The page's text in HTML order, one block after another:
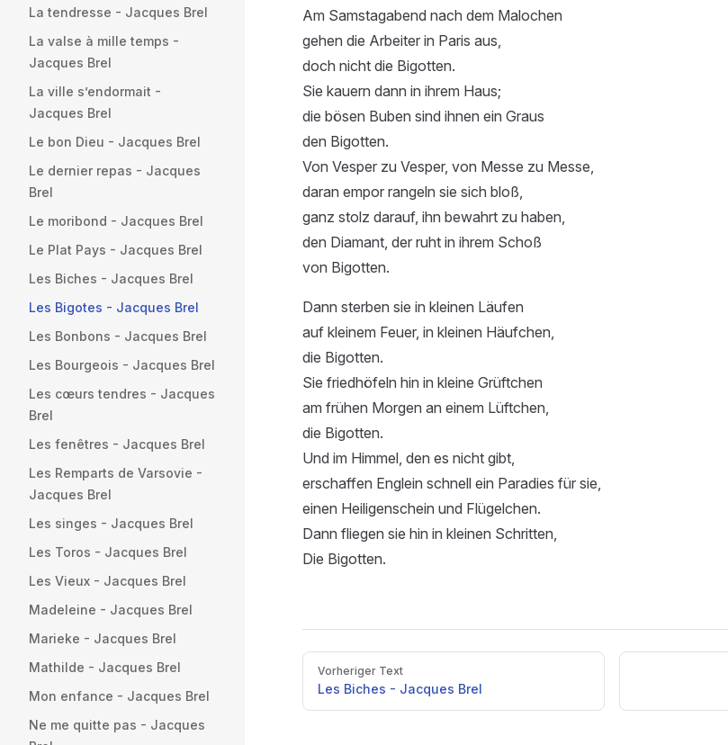
La tendresse - Jacques Brel
La valse à mille temps -
Jacques Brel
La ville s’endormait -
Jacques Brel
Le bon Dieu - Jacques Brel
Le dernier repas - Jacques
Brel
Le moribond - Jacques Brel
Le Plat Pays - Jacques Brel
Les Biches - Jacques Brel
Les Bigotes - Jacques Brel
Les Bonbons - Jacques Brel
Les Bourgeois - Jacques Brel
Les cœurs tendres - Jacques
Brel
Les fenêtres - Jacques Brel
Les Remparts de Varsovie -
Jacques Brel
Les singes - Jacques Brel
Les Toros - Jacques Brel
Les Vieux - Jacques Brel
Madeleine - Jacques Brel
Marieke - Jacques Brel
Mathilde - Jacques Brel
Mon enfance - Jacques Brel
Ne me quitte pas - Jacques
Am Samstagabend nach dem Malochen
gehen die Arbeiter in Paris aus,
doch nicht die Bigotten.
Sie kauern dann in ihrem Haus;
die bösen Buben sind ihnen ein Graus
den Bigotten.
Von Vesper zu Vesper, von Messe zu Messe,
daran empor rangeln sie sich bloß,
ganz stolz darauf, ihn bewahrt zu haben,
den Diamant, der ruht in ihrem Schoß
von Bigotten.
Dann sterben sie in kleinen Läufen
auf kleinem Feuer, in kleinen Häufchen,
die Bigotten.
Sie friedhöfeln hin in kleine Grüftchen
am frühen Morgen an einem Lüftchen,
die Bigotten.
Und im Himmel, den es nicht gibt,
erschaffen Englein schnell ein Paradies für sie,
einen Heiligenschein und Flügelchen.
Dann fliegen sie hin in kleinen Schritten,
Die Bigotten.
PagerVorheriger Text
Les Biches - Jacques Brel